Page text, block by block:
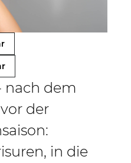
nach dem
der
in die